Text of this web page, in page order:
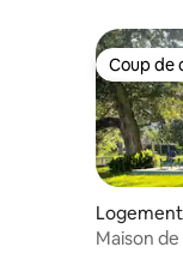
Coup de
Coup de
Logement
Maison